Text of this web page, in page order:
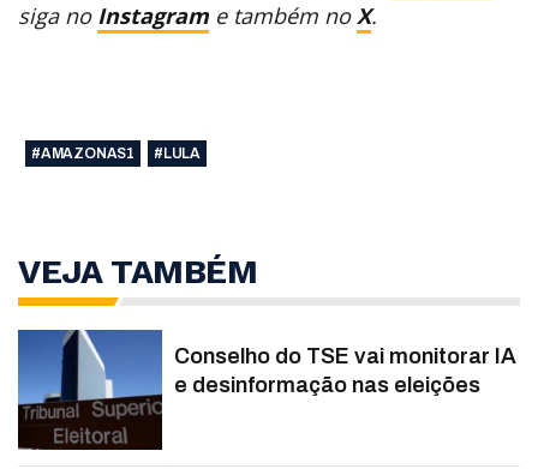
siga no Instagram e também noX.
#AMAZONAS1 #LULA
VEJA TAMBÉM
Conselho do TSE vai monitorar IA
e desinformação nas eleições